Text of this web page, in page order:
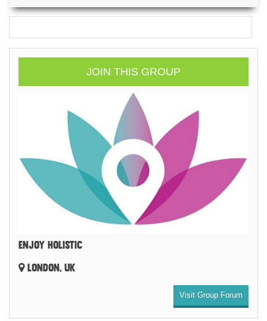
JOIN THIS GROUP
ENJOY HOLISTIC
LONDON, UK
Visit Group Forum